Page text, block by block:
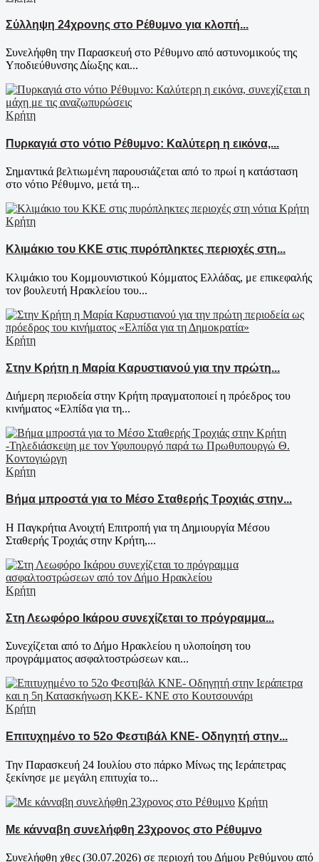
Σύλληψη 24χρονης στο Ρέθυμνο για κλοπή...
Συνελήφθη την Παρασκευή στο Ρέθυμνο από αστυνομικούς της
Υποδιεύθυνσης Δίωξης και...
Κρήτη
Πυρκαγιά στο νότιο Ρέθυμνο: Καλύτερη η εικόνα,...
Σημαντικά βελτιωμένη παρουσιάζεται από το πρωί η κατάσταση
στο νότιο Ρέθυμνο, μετά τη...
Κρήτη
Κλιμάκιο του ΚΚΕ στις πυρόπληκτες περιοχές στη...
Κλιμάκιο του Κομμουνιστικού Κόμματος Ελλάδας, με επικεφαλής
τον βουλευτή Ηρακλείου του...
Κρήτη
Στην Κρήτη η Μαρία Καρυστιανού για την πρώτη...
Διήμερη περιοδεία στην Κρήτη πραγματοποιεί η πρόεδρος του
κινήματος «Ελπίδα για τη...
Κρήτη
Βήμα μπροστά για το Μέσο Σταθερής Τροχιάς στην...
Η Παγκρήτια Ανοιχτή Επιτροπή για τη Δημιουργία Μέσου
Σταθερής Τροχιάς στην Κρήτη,...
Κρήτη
Στη Λεωφόρο Ικάρου συνεχίζεται το πρόγραμμα...
Συνεχίζεται από το Δήμο Ηρακλείου η υλοποίηση του
προγράμματος ασφαλτοστρώσεων και...
Κρήτη
Επιτυχημένο το 52ο Φεστιβάλ ΚΝΕ- Οδηγητή στην...
Την Παρασκευή 24 Ιουλίου στο πάρκο Μίνως της Ιεράπετρας
ξεκίνησε με μεγάλη επιτυχία το...
Κρήτη
Με κάνναβη συνελήφθη 23χρονος στο Ρέθυμνο
Συνελήφθη χθες (30.07.2026) σε περιοχή του Δήμου Ρεθύμνου από